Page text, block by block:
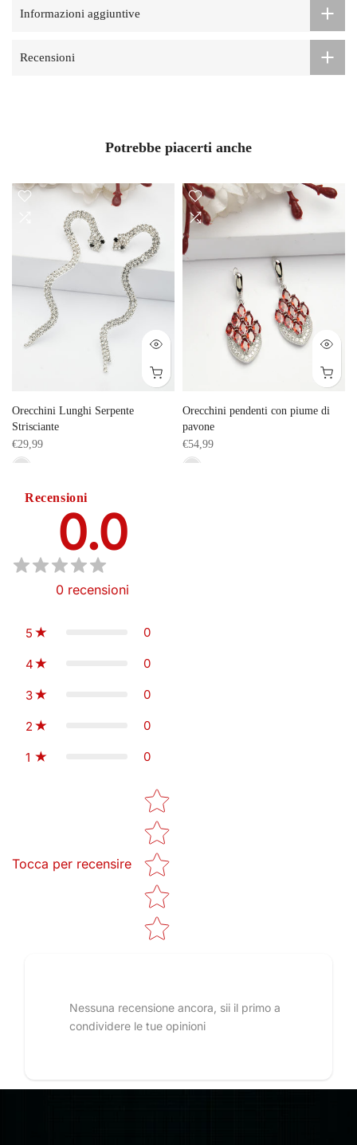
Informazioni aggiuntive
Recensioni
Potrebbe piacerti anche
Orecchini Lunghi Serpente
Strisciante
€29,99
Orecchini pendenti con piume di
pavone
€54,99
Recensioni
0.0
0 recensioni
5 0
4 0
3 0
2 0
1 0
Tocca per recensire
Star rating
Nessuna recensione ancora, sii il primo a
condividere le tue opinioni